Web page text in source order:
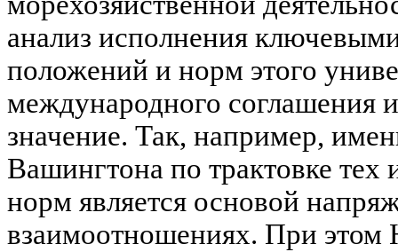
анализ исполнения
положений и норм этого
международного соглашения
значение. Так, например,
Вашингтона по трактовке
норм является основой
взаимоотношениях. При